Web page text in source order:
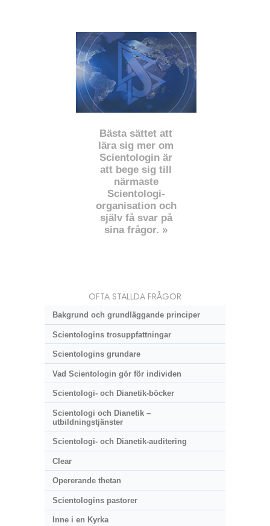
Bästa sättet att
lära sig mer om
Scientologin är
att bege sig till
närmaste
Scientologi-
organisation och
själv få svar på
sina frågor. »
OFTA STÄLLDA FRÅGOR
Bakgrund och grundläggande principer
Scientologins trosuppfattningar
Scientologins grundare
Vad Scientologin gör för individen
Scientologi- och Dianetik-böcker
Scientologi och Dianetik –
utbildningstjänster
Scientologi- och Dianetik-auditering
Clear
Opererande thetan
Scientologins pastorer
Inne i en Kyrka